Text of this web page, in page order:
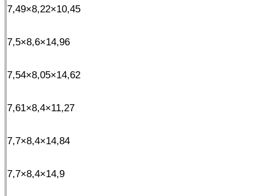
7,49×8,22×10,45
7,5×8,6×14,96
7,54×8,05×14,62
7,61×8,4×11,27
7,7×8,4×14,84
7,7×8,4×14,9